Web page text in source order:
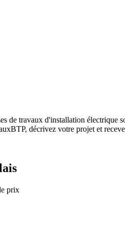
de travaux d'installation
décrivez votre projet et
prix